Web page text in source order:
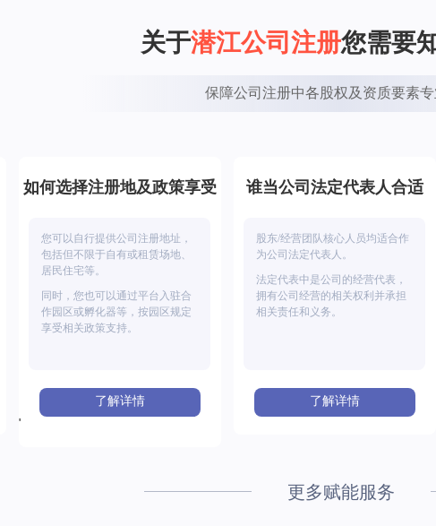
关于潜江公司注册您需要
保障公司注册中各股权及资质要素
如何选择注册地及政策享受
您可以自行提供公司注册地址，
包括但不限于自有或租赁场地、
居民住宅等。
同时，您也可以通过平台入驻合
作园区或孵化器等，按园区规定
享受相关政策支持。
了解详情
'
谁当公司法定代表人合适
股东/经营团队核心人员均适合作
为公司法定代表人。
法定代表中是公司的经营代表，
拥有公司经营的相关权利并承担
相关责任和义务。
了解详情
更多赋能服务